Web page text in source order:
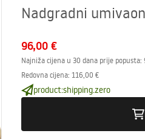
Nadgradni
96,00 €
Najniža cijena u 30 dana prije popusta:
Redovna cijena: 116,00 €
product:shipping.zero